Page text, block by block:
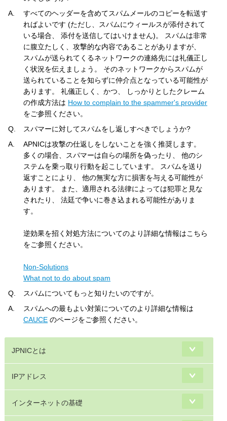
A.
すべてのヘッダーを含めてスパムメールのコピーを転送す
ればよいです (ただし、スパムにウィールスが添付されて
いる場合、 添付を送信してはいけません)。 スパムは非常
に腹立たしく、攻撃的な内容であることがありますが、
スパムが送られてくるネットワークの連絡先には礼儀正し
く状況を伝えましょう。 そのネットワークからスパムが
送られていることを知らずに仲介点となっている可能性が
あります。 礼儀正しく、かつ、 しっかりとしたクレーム
の作成方法は How to complain to the spammer's provider
をご参照ください。
Q.
スパマーに対してスパムをし返しすべきでしょうか?
A.
APNICは攻撃の仕返しをしないことを強く推奨します。
多くの場合、スパマーは自らの場所を偽ったり、 他のシ
ステムを乗っ取り行動を起こしています。 スパムを送り
返すことにより、 他の無実な方に損害を与える可能性が
あります。 また、適用される法律によっては犯罪と見な
されたり、 法廷で争いに巻き込まれる可能性がありま
す。
逆効果を招く対処方法についてのより詳細な情報はこちら
をご参照ください。
Non-Solutions
What not to do about spam
Q.
スパムについてもっと知りたいのですが。
A.
スパムへの最もよい対策についてのより詳細な情報は
CAUCE のページをご参照ください。
JPNICとは
IPアドレス
インターネットの基礎